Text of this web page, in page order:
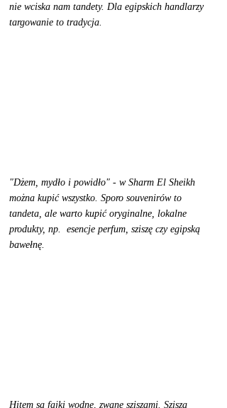
nie wciska nam tandety. Dla egipskich handlarzy
targowanie to tradycja.
"Dżem, mydło i powidło" - w Sharm El Sheikh
można kupić wszystko. Sporo souvenirów to
tandeta, ale warto kupić oryginalne, lokalne
produkty, np.  esencje perfum, sziszę czy egipską
bawełnę.
Hitem są fajki wodne, zwane sziszami. Szisza